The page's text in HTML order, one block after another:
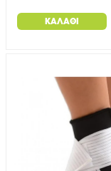
ΚΑΛΆΘΙ